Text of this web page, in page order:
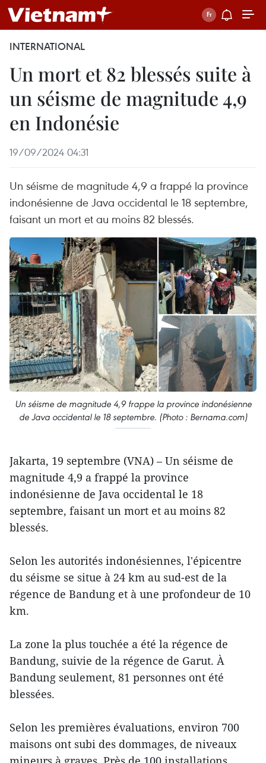
INTERNATIONAL
Un mort et 82 blessés suite à
un séisme de magnitude 4,9
en Indonésie
19/09/2024 04:31
Un séisme de magnitude 4,9 a frappé la province
indonésienne de Java occidental le 18 septembre,
faisant un mort et au moins 82 blessés.
Un séisme de magnitude 4,9 frappe la province indonésienne
de Java occidental le 18 septembre. (Photo : Bernama.com)
Jakarta, 19 septembre (VNA) – Un séisme de
magnitude 4,9 a frappé la province
indonésienne de Java occidental le 18
septembre, faisant un mort et au moins 82
blessés.
Selon les autorités indonésiennes, l'épicentre
du séisme se situe à 24 km au sud-est de la
régence de Bandung et à une profondeur de 10
km.
La zone la plus touchée a été la régence de
Bandung, suivie de la régence de Garut. À
Bandung seulement, 81 personnes ont été
blessées.
Selon les premières évaluations, environ 700
maisons ont subi des dommages, de niveaux